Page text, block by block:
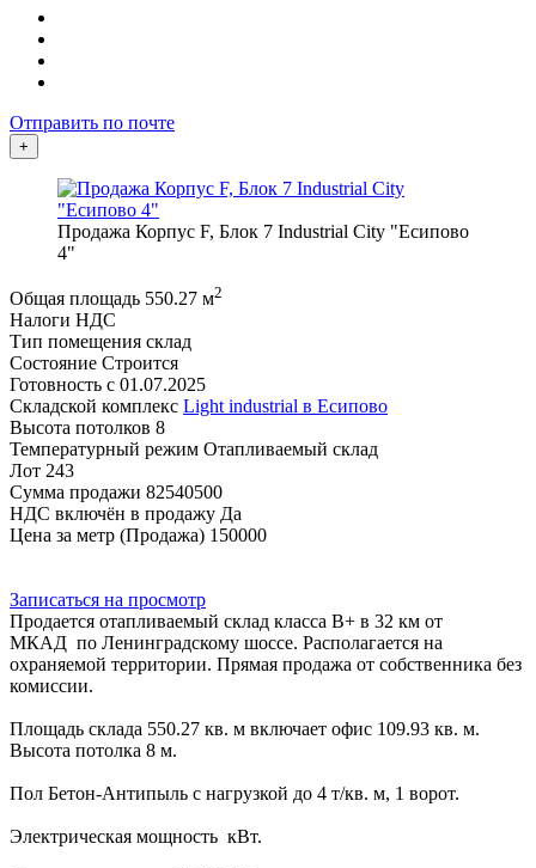
Отправить по почте
+
Продажа Корпус F, Блок 7 Industrial City "Есипово
4"
Общая площадь 550.27 м2
Налоги НДС
Тип помещения склад
Состояние Строится
Готовность с 01.07.2025
Складской комплекс Light industrial в Есипово
Высота потолков 8
Температурный режим Отапливаемый склад
Лот 243
Сумма продажи 82540500
НДС включён в продажу Да
Цена за метр (Продажа) 150000
Записаться на просмотр
Продается отапливаемый склад класса B+ в 32 км от
МКАД по Ленинградскому шоссе. Располагается на
охраняемой территории. Прямая продажа от собственника без
комиссии.
Площадь склада 550.27 кв. м включает офис 109.93 кв. м.
Высота потолка 8 м.
Пол Бетон-Антипыль с нагрузкой до 4 т/кв. м, 1 ворот.
Электрическая мощность кВт.